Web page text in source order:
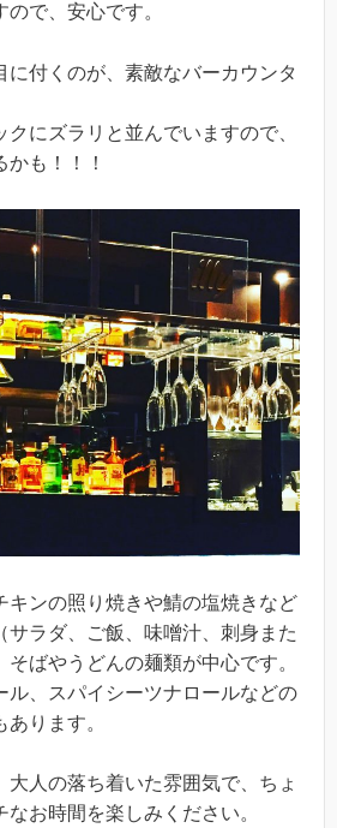
で、安心です。
に付くのが、素敵なバーカウンタ
クにズラリと並んでいますので、
も！！！
キンの照り焼きや鯖の塩焼きなど
サラダ、ご飯、味噌汁、刺身また
ばやうどんの麺類が中心です。
ル、スパイシーツナロールなどの
ります。
大人の落ち着いた雰囲気で、ちょ
お時間を楽しみください。